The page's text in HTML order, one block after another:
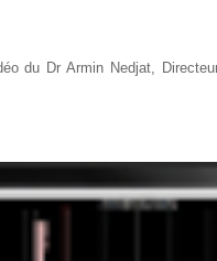
du Dr Armin Nedjat,